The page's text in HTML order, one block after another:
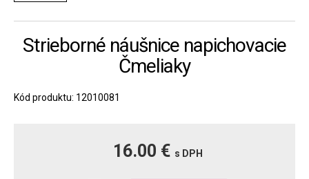
Strieborné náušnice napichovacie
Čmeliaky
Kód produktu: 12010081
16.00 € s DPH